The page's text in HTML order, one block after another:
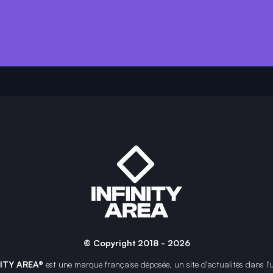
© Copyright 2018 - 2026
AREA® est une marque françaisedéposée, un site d'actualités dans